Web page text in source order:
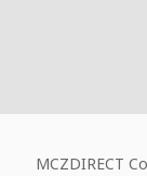
MCZDIRECT